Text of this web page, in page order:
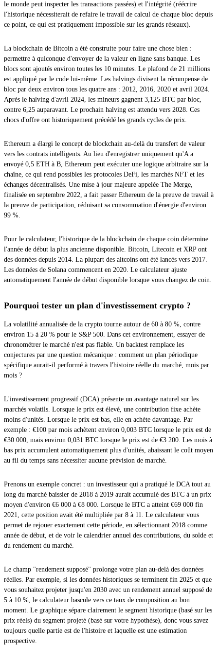
le monde peut inspecter les transactions passées) et l'intégrité (réécrire
l'historique nécessiterait de refaire le travail de calcul de chaque bloc depuis
ce point, ce qui est pratiquement impossible sur les grands réseaux).
La blockchain de Bitcoin a été construite pour faire une chose bien :
permettre à quiconque d'envoyer de la valeur en ligne sans banque. Les
blocs sont ajoutés environ toutes les 10 minutes. Le plafond de 21 millions
est appliqué par le code lui-même. Les halvings divisent la récompense de
bloc par deux environ tous les quatre ans : 2012, 2016, 2020 et avril 2024.
Après le halving d'avril 2024, les mineurs gagnent 3,125 BTC par bloc,
contre 6,25 auparavant. Le prochain halving est attendu vers 2028. Ces
chocs d'offre ont historiquement précédé les grands cycles de prix.
Ethereum a élargi le concept de blockchain au-delà du transfert de valeur
vers les contrats intelligents. Au lieu d'enregistrer uniquement qu'A a
envoyé 0,5 ETH à B, Ethereum peut exécuter une logique arbitraire sur la
chaîne, ce qui rend possibles les protocoles DeFi, les marchés NFT et les
échanges décentralisés. Une mise à jour majeure appelée The Merge,
finalisée en septembre 2022, a fait passer Ethereum de la preuve de travail à
la preuve de participation, réduisant sa consommation d'énergie d'environ
99 %.
Pour le calculateur, l'historique de la blockchain de chaque coin détermine
l'année de début la plus ancienne disponible. Bitcoin, Litecoin et XRP ont
des données depuis 2014. La plupart des altcoins ont été lancés vers 2017.
Les données de Solana commencent en 2020. Le calculateur ajuste
automatiquement l'année de début disponible lorsque vous changez de coin.
Pourquoi tester un plan d'investissement crypto ?
La volatilité annualisée de la crypto tourne autour de 60 à 80 %, contre
environ 15 à 20 % pour le S&P 500. Dans cet environnement, essayer de
chronométrer le marché n'est pas fiable. Un backtest remplace les
conjectures par une question mécanique : comment un plan périodique
spécifique aurait-il performé à travers l'histoire réelle du marché, mois par
mois ?
L'investissement progressif (DCA) présente un avantage naturel sur les
marchés volatils. Lorsque le prix est élevé, une contribution fixe achète
moins d'unités. Lorsque le prix est bas, elle en achète davantage. Par
exemple : €100 par mois achètent environ 0,003 BTC lorsque le prix est de
€30 000, mais environ 0,031 BTC lorsque le prix est de €3 200. Les mois à
bas prix accumulent automatiquement plus d'unités, abaissant le coût moyen
au fil du temps sans nécessiter aucune prévision de marché.
Prenons un exemple concret : un investisseur qui a pratiqué le DCA tout au
long du marché baissier de 2018 à 2019 aurait accumulé des BTC à un prix
moyen d'environ €6 000 à €8 000. Lorsque le BTC a atteint €69 000 fin
2021, cette position avait été multipliée par 8 à 11. Le calculateur vous
permet de rejouer exactement cette période, en sélectionnant 2018 comme
année de début, et de voir le calendrier annuel des contributions, du solde et
du rendement du marché.
Le champ "rendement supposé" prolonge votre plan au-delà des données
réelles. Par exemple, si les données historiques se terminent fin 2025 et que
vous souhaitez projeter jusqu'en 2030 avec un rendement annuel supposé de
5 à 10 %, le calculateur bascule vers ce taux de composition au bon
moment. Le graphique sépare clairement le segment historique (basé sur les
prix réels) du segment projeté (basé sur votre hypothèse), donc vous savez
toujours quelle partie est de l'histoire et laquelle est une estimation
prospective.